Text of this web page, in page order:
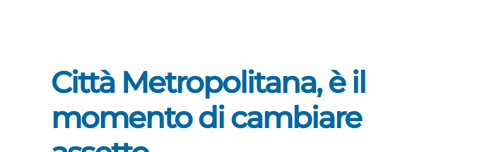
Città Metropolitana, è il
momento di cambiare